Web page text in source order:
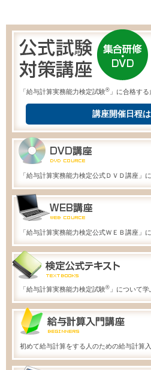
「給与計算実務能力検定試験® 」に合格す
講座開催日程
「給与計算実務能力検定公式ＤＶＤ講座」に
「給与計算実務能力検定公式ＷＥＢ講座」に
「給与計算実務能力検定試験® 」について
初めて給与計算をする人のための給与計算